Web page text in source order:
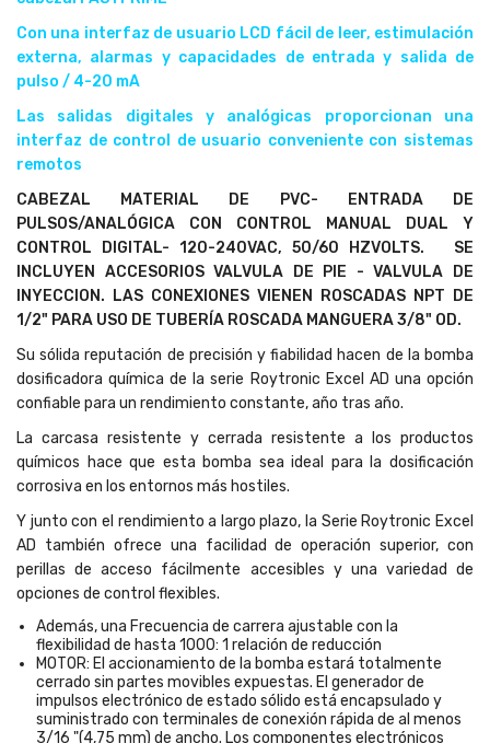
Con una interfaz de usuario LCD fácil de leer, estimulación
externa, alarmas y capacidades de entrada y salida de
pulso / 4-20 mA
Las salidas digitales y analógicas proporcionan una
interfaz de control de usuario conveniente con sistemas
remotos
CABEZAL MATERIAL DE PVC- ENTRADA DE
PULSOS/ANALÓGICA CON CONTROL MANUAL DUAL Y
CONTROL DIGITAL- 120-240VAC, 50/60 HZVOLTS. SE
INCLUYEN ACCESORIOS VALVULA DE PIE - VALVULA DE
INYECCION. LAS CONEXIONES VIENEN ROSCADAS NPT DE
1/2" PARA USO DE TUBERÍA ROSCADA MANGUERA 3/8" OD.
Su sólida reputación de precisión y fiabilidad hacen de la bomba
dosificadora química de la serie Roytronic Excel AD una opción
confiable para un rendimiento constante, año tras año.
La carcasa resistente y cerrada resistente a los productos
químicos hace que esta bomba sea ideal para la dosificación
corrosiva en los entornos más hostiles.
Y junto con el rendimiento a largo plazo, la Serie Roytronic Excel
AD también ofrece una facilidad de operación superior, con
perillas de acceso fácilmente accesibles y una variedad de
opciones de control flexibles.
Además, una Frecuencia de carrera ajustable con la
flexibilidad de hasta 1000: 1 relación de reducción
MOTOR: El accionamiento de la bomba estará totalmente
cerrado sin partes movibles expuestas. El generador de
impulsos electrónico de estado sólido está encapsulado y
suministrado con terminales de conexión rápida de al menos
3/16 "(4,75 mm) de ancho. Los componentes electrónicos